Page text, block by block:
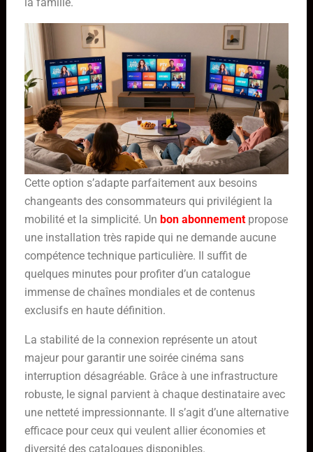
Cette option s’adapte parfaitement aux besoins
changeants des consommateurs qui privilégient la
mobilité et la simplicité. Un bon abonnementpropose
une installation très rapide qui ne demande aucune
compétence technique particulière. Il suffit de
quelques minutes pour profiter d’un catalogue
immense de chaînes mondiales et de contenus
exclusifs en haute définition.
La stabilité de la connexion représente un atout
majeur pour garantir une soirée cinéma sans
interruption désagréable. Grâce à une infrastructure
robuste, le signal parvient à chaque destinataire avec
une netteté impressionnante. Il s’agit d’une alternative
efficace pour ceux qui veulent allier économies et
diversité des catalogues disponibles.